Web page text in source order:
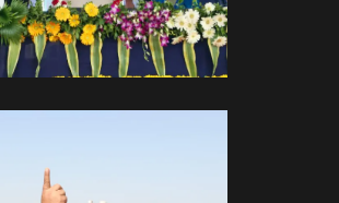
With Hon Prime
Narendra Modi Ji.
With Leaders